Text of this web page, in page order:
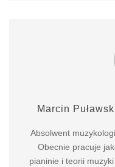
Marcin
Absolwent
Obecnie pracuje
pianinie i teorii